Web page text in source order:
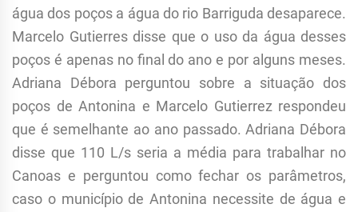
água dos poços a água do rio Barriguda desaparece.
Marcelo Gutierres disse que o uso da água desses
poços é apenas no final do ano e por alguns meses.
Adriana Débora perguntou sobre a situação dos
poços de Antonina e Marcelo Gutierrez respondeu
que é semelhante ao ano passado. Adriana Débora
disse que 110 L/s seria a média para trabalhar no
Canoas e perguntou como fechar os parâmetros,
caso o município de Antonina necessite de água e